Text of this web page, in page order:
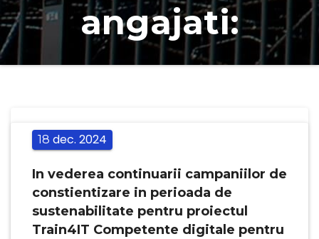
angajati:
18 dec. 2024
In vederea continuarii campaniilor de
constientizare in perioada de
sustenabilitate pentru proiectul
Train4IT Competente digitale pentru